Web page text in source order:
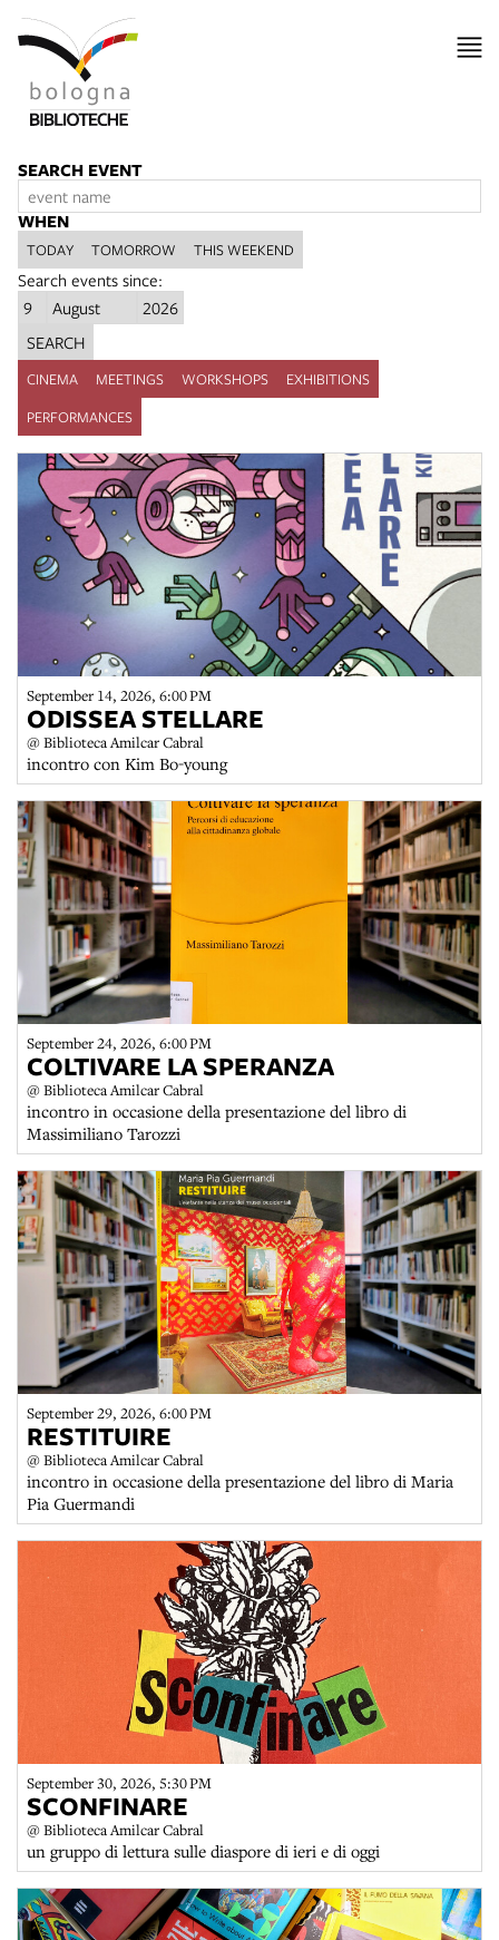
SEARCH EVENT
WHEN
TODAY TOMORROW THIS WEEKEND
Search events since:
SEARCH
CINEMA MEETINGS WORKSHOPS
EXHIBITIONS
PERFORMANCES
September 14, 2026, 6:00 PM
ODISSEA STELLARE
@ Biblioteca Amilcar Cabral
incontro con Kim Bo-young
September 24, 2026, 6:00 PM
COLTIVARE LA SPERANZA
@ Biblioteca Amilcar Cabral
incontro in occasione della presentazione del libro di
Massimiliano Tarozzi
September 29, 2026, 6:00 PM
RESTITUIRE
@ Biblioteca Amilcar Cabral
incontro in occasione della presentazione del libro di Maria
Pia Guermandi
September 30, 2026, 5:30 PM
SCONFINARE
@ Biblioteca Amilcar Cabral
un gruppo di lettura sulle diaspore di ieri e di oggi